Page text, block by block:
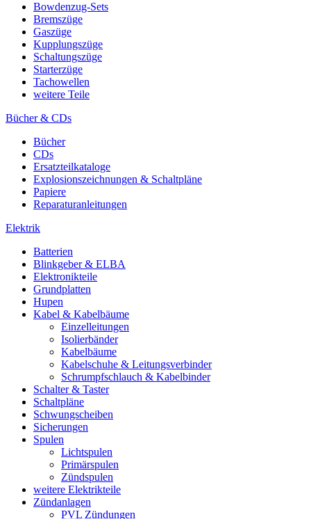
Bowdenzug-Sets
Bremszüge
Gaszüge
Kupplungszüge
Schaltungszüge
Starterzüge
Tachowellen
weitere Teile
Bücher & CDs
Bücher
CDs
Ersatzteilkataloge
Explosionszeichnungen & Schaltpläne
Papiere
Reparaturanleitungen
Elektrik
Batterien
Blinkgeber & ELBA
Elektronikteile
Grundplatten
Hupen
Kabel & Kabelbäume
Einzelleitungen
Isolierbänder
Kabelbäume
Kabelschuhe & Leitungsverbinder
Schrumpfschlauch & Kabelbinder
Schalter & Taster
Schaltpläne
Schwungscheiben
Sicherungen
Spulen
Lichtspulen
Primärspulen
Zündspulen
weitere Elektrikteile
Zündanlagen
PVL Zündungen